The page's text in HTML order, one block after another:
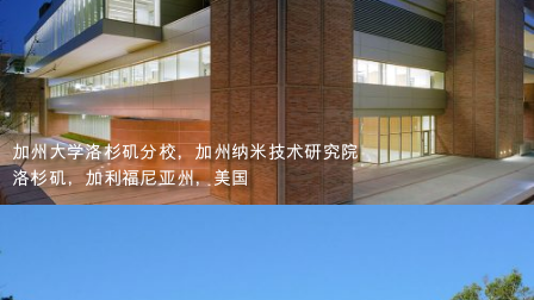
加州大学洛杉矶分校，加州纳米技术研究院
洛杉矶，加利福尼亚州，美国